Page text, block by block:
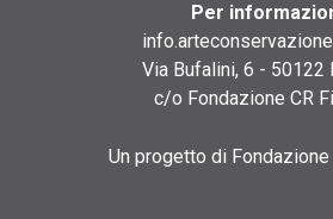
Per
Via Bufalini, 6 - 50122
c/o Fondazione CR
Un progetto di Fondazione